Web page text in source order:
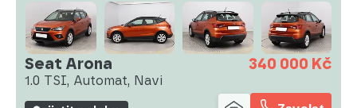
Seat Arona
1.0 TSI, Automat, Navi
340 000 Kč